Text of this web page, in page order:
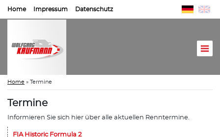
Home Impressum Datenschutz
Home » Termine
Termine
Informieren Sie sich hier über alle aktuellen Renntermine.
FIA Historic Formula 2